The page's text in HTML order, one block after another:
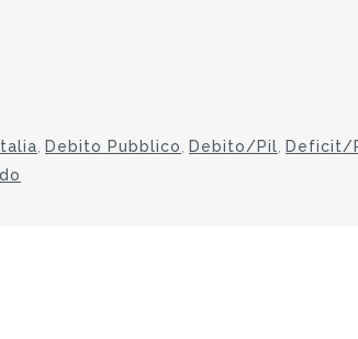
, Debito Pubblico, Debito/Pil, Deficit/